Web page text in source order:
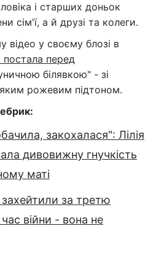
і старших доньок
сім'ї, а й друзі та колеги.
відео у своєму блозі в
постала перед
білявкою" - зі
рожевим підтоном.
закохалася": Лілія
дивовижну гнучкість
маті
за третю
час війни - вона не